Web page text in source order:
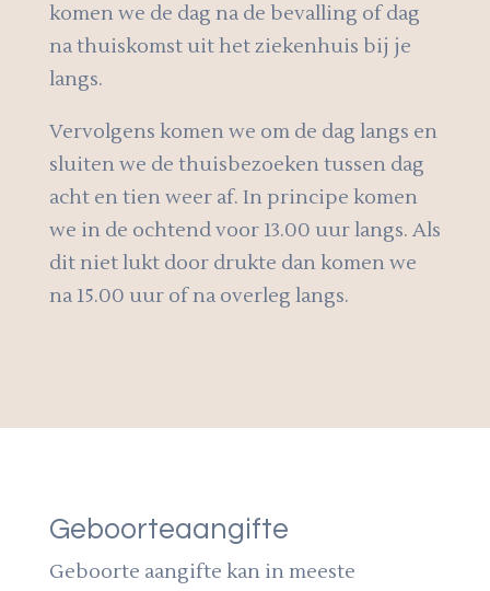
komen we de dag na de bevalling of dag
na thuiskomst uit het ziekenhuis bij je
langs.
Vervolgens komen we om de dag langs en
sluiten we de thuisbezoeken tussen dag
acht en tien weer af. In principe komen
we in de ochtend voor 13.00 uur langs. Als
dit niet lukt door drukte dan komen we
na 15.00 uur of na overleg langs.
Geboorteaangifte
Geboorte aangifte kan in meeste